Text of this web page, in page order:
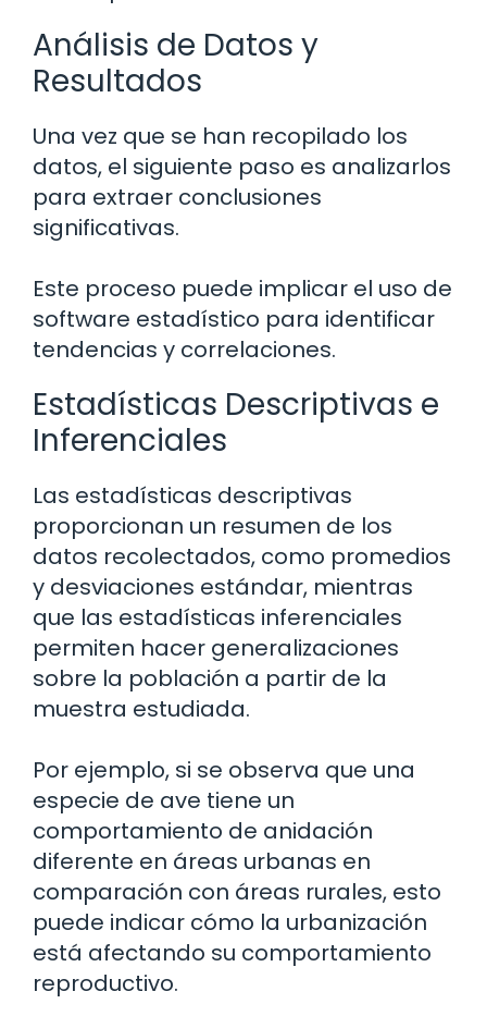
Análisis de Datos y
Resultados
Una vez que se han recopilado los
datos, el siguiente paso es analizarlos
para extraer conclusiones
significativas.
Este proceso puede implicar el uso de
software estadístico para identificar
tendencias y correlaciones.
Estadísticas Descriptivas e
Inferenciales
Las estadísticas descriptivas
proporcionan un resumen de los
datos recolectados, como promedios
y desviaciones estándar, mientras
que las estadísticas inferenciales
permiten hacer generalizaciones
sobre la población a partir de la
muestra estudiada.
Por ejemplo, si se observa que una
especie de ave tiene un
comportamiento de anidación
diferente en áreas urbanas en
comparación con áreas rurales, esto
puede indicar cómo la urbanización
está afectando su comportamiento
reproductivo.